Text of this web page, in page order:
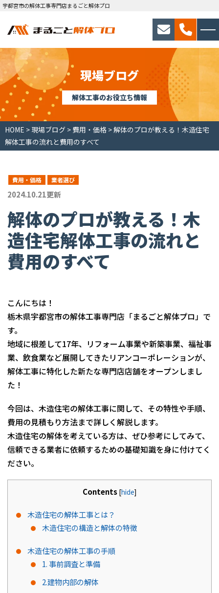
宇都宮市の解体工事専門店まるごと解体プロ
現場ブログ
解体工事のお役立ち情報
HOME > 現場ブログ > 費用・価格 >解体のプロが教える！木造住宅
解体工事の流れと費用のすべて
費用・価格 業者選び
2024.10.21更新
解体のプロが教える！木
造住宅解体工事の流れと
費用のすべて
こんにちは！
栃木県宇都宮市の解体工事専門店「まるごと解体プロ」で
す。
地域に根差して17年、リフォーム事業や新築事業、福祉事
業、飲食業など展開してきたリアンコーポレーションが、
解体工事に特化した新たな専門店店舗をオープンしまし
た！
今回は、木造住宅の解体工事に関して、その特性や手順、
費用の見積もり方法まで詳しく解説します。
木造住宅の解体を考えている方は、ぜひ参考にしてみて、
信頼できる業者に依頼するための基礎知識を身に付けてく
ださい。
Contents [hide]
木造住宅の解体工事とは？
木造住宅の構造と解体の特徴
木造住宅の解体工事の手順
1. 事前調査と準備
2.建物内部の解体